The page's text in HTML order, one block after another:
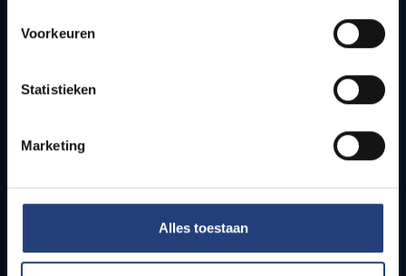
Voorkeuren
Statistieken
Marketing
Alles toestaan
How to get to the VUB campuses
Students